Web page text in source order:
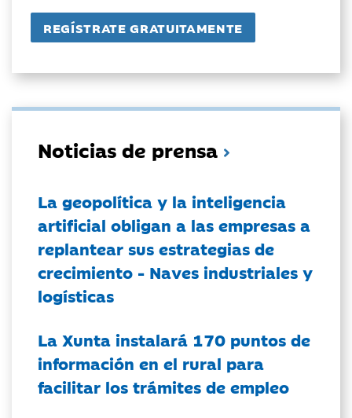
Noticias de prensa
La geopolítica y la inteligencia
artificial obligan a las empresas a
replantear sus estrategias de
crecimiento - Naves industriales y
logísticas
La Xunta instalará 170 puntos de
información en el rural para
facilitar los trámites de empleo